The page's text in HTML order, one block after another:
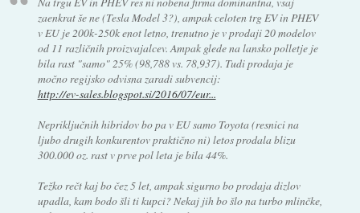
zaenkrat še ne (Tesla Model 3?), ampak celoten trg EV in PHEV
v EU je 200k-250k enot letno, trenutno je v prodaji 20 modelov
od 11 različnih proizvajalcev. Ampak glede na lansko polletje je
bila rast "samo" 25% (98,788 vs. 78,937). Tudi prodaja je
močno regijsko odvisna zaradi subvencij:
http://ev-sales.blogspot.si/2016/07/eur...
Nepriključnih hibridov bo pa v EU samo Toyota (resnici na
ljubo drugih konkurentov praktično ni) letos prodala blizu
300.000 oz. rast v prve pol leta je bila 44%.
Težko rečt kaj bo čez 5 let, ampak sigurno bo prodaja dizlov
upadla, kam bodo šli ti kupci? Nekaj jih bo šlo na turbo mlinčke,